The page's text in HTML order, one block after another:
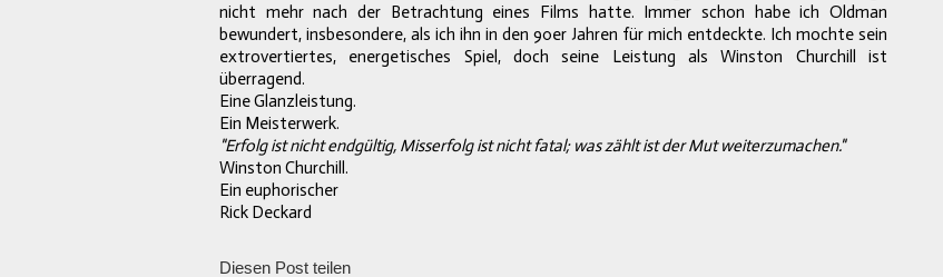
nicht mehr nach der Betrachtung eines Films hatte. Immer schon habe ich Oldman
bewundert, insbesondere, als ich ihn in den 90er Jahren für mich entdeckte. Ich mochte sein
extrovertiertes, energetisches Spiel, doch seine Leistung als Winston Churchill ist
überragend.
Eine Glanzleistung.
Ein Meisterwerk.
"Erfolg ist nicht endgültig, Misserfolg ist nicht fatal; was zählt ist der Mut weiterzumachen."
Winston Churchill.
Ein euphorischer
Rick Deckard
Diesen Post teilen